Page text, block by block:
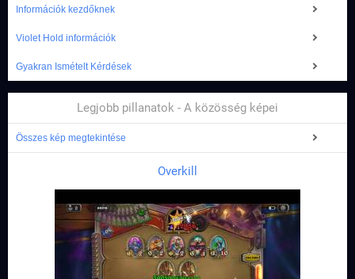
Információk kezdőknek
Violet Hold információk
Gyakran Ismételt Kérdések
Legjobb pillanatok - A közösség képei
Összes kép megtekintése
Overkill